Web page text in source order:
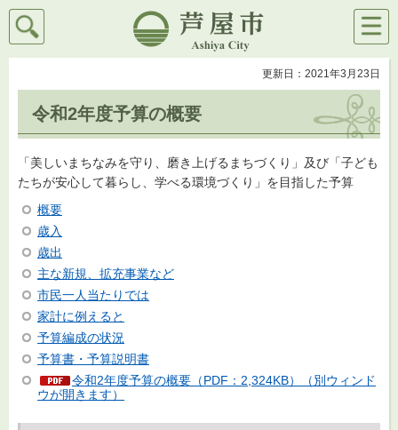
芦屋市
検索
メニ
ュー
更新日：2021年3月23日
令和2年度予算の概要
「美しいまちなみを守り、磨き上げるまちづくり」及び「子ども
たちが安心して暮らし、学べる環境づくり」を目指した予算
概要
歳入
歳出
主な新規、拡充事業など
市民一人当たりでは
家計に例えると
予算編成の状況
予算書・予算説明書
令和2年度予算の概要（PDF：2,324KB）（別ウィンド
ウが開きます）